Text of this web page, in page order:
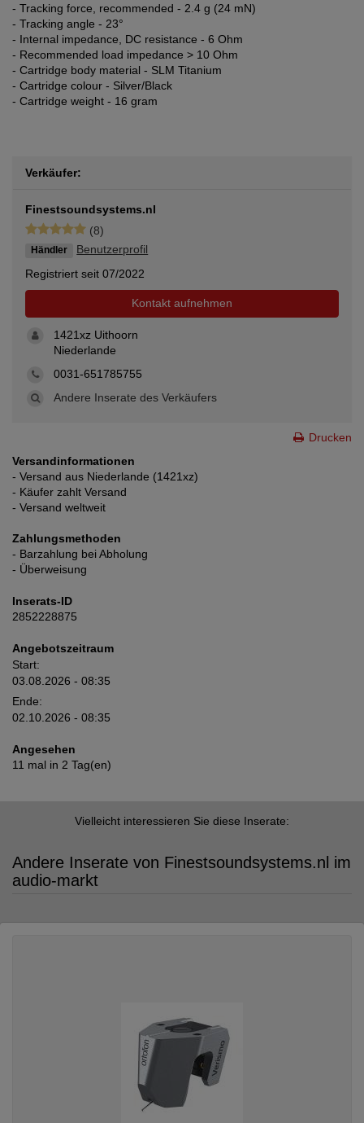
- Tracking force, recommended - 2.4 g (24 mN)
- Tracking angle - 23°
- Internal impedance, DC resistance - 6 Ohm
- Recommended load impedance > 10 Ohm
- Cartridge body material - SLM Titanium
- Cartridge colour - Silver/Black
- Cartridge weight - 16 gram
Verkäufer:
Finestsoundsystems.nl
(8)
Händler
Benutzerprofil
Registriert seit 07/2022
Kontakt aufnehmen
1421xz Uithoorn
Niederlande
0031-651785755
Andere Inserate des Verkäufers
Drucken
Versandinformationen
- Versand aus Niederlande (1421xz)
- Käufer zahlt Versand
- Versand weltweit
Zahlungsmethoden
- Barzahlung bei Abholung
- Überweisung
Inserats-ID
2852228875
Angebotszeitraum
Start:
03.08.2026 - 08:35
Ende:
02.10.2026 - 08:35
Angesehen
11 mal in 2 Tag(en)
Vielleicht interessieren Sie diese Inserate:
Andere Inserate von Finestsoundsystems.nl im
audio-markt